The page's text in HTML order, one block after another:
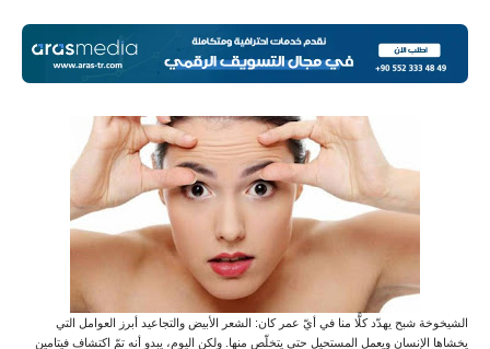
الشيخوخة شبح يهدّد كلًّا منا في أيّ عمر كان: الشعر الأبيض والتجاعيد أبرز العوامل التي
يخشاها الإنسان ويعمل المستحيل حتى يتخلّص منها. ولكن اليوم، يبدو أنه تمّ اكتشاف فيتامين